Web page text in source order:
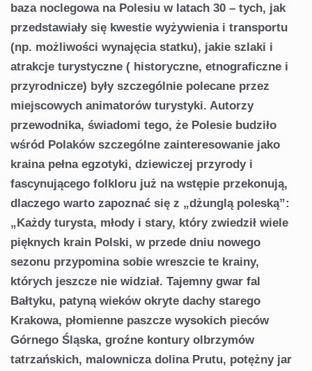
baza noclegowa na Polesiu w latach 30 – tych, jak
przedstawiały się kwestie wyżywienia i transportu
(np. możliwości wynajęcia statku), jakie szlaki i
atrakcje turystyczne ( historyczne, etnograficzne i
przyrodnicze) były szczególnie polecane przez
miejscowych animatorów turystyki. Autorzy
przewodnika, świadomi tego, że Polesie budziło
wśród Polaków szczególne zainteresowanie jako
kraina pełna egzotyki, dziewiczej przyrody i
fascynującego folkloru już na wstępie przekonują,
dlaczego warto zapoznać się z „dżunglą poleską”:
„Każdy turysta, młody i stary, który zwiedził wiele
pięknych krain Polski, w przede dniu nowego
sezonu przypomina sobie wreszcie te krainy,
których jeszcze nie widział. Tajemny gwar fal
Bałtyku, patyną wieków okryte dachy starego
Krakowa, płomienne paszcze wysokich pieców
Górnego Śląska, groźne kontury olbrzymów
tatrzańskich, malownicza dolina Prutu, potężny jar